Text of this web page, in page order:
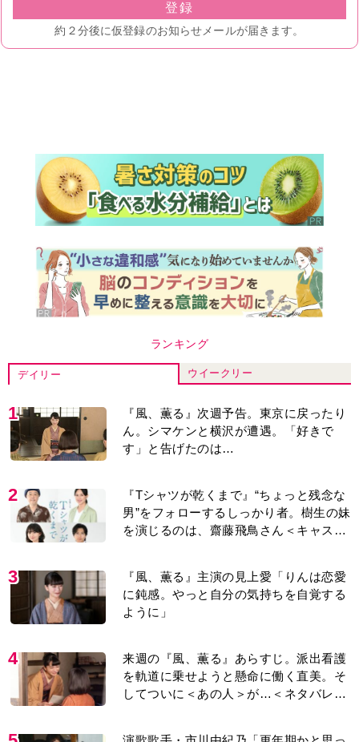
ランキング
デイリー ウイークリー
1
『風、薫る』次週予告。東京に戻ったり
ん。シマケンと横沢が遭遇。「好きで
す」と告げたのは…
2
『Tシャツが乾くまで』“ちょっと残念な
男”をフォローするしっかり者。樹生の妹
を演じるのは、齋藤飛鳥さん＜キャスト
3
『風、薫る』主演の見上愛「りんは恋愛
に鈍感。やっと自分の気持ちを自覚する
ように」
4
来週の『風、薫る』あらすじ。派出看護
を軌道に乗せようと懸命に働く直美。そ
してついに＜あの人＞が…＜ネタバレあ